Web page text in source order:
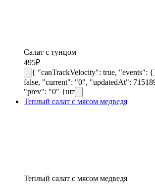
Салат с тунцом
495₽
{ "canTrackVelocity": true, "events":
false, "current": "0", "updatedAt":
"prev": "0" }шт
Теплый салат с мясом медведя
Теплый салат с мясом медведя